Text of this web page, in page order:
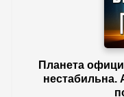
Планета
нестабильна.